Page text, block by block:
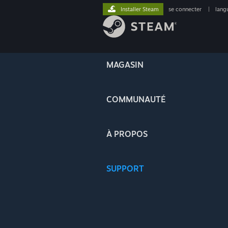
MAGASIN
COMMUNAUTÉ
À PROPOS
SUPPORT
Installer Steam se connecter